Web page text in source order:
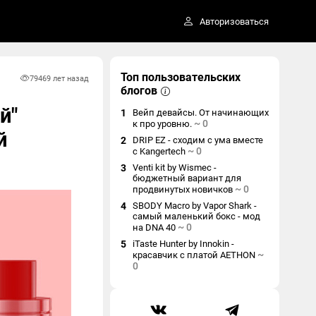
Авторизоваться
79469 лет назад
Топ пользовательских
блогов
1
Вейп девайсы. От начинающих
к про уровню. ~0
2
DRIP EZ - сходим с ума вместе
с Kangertech ~0
3 Venti kit by Wismec -
бюджетный вариант для
продвинутых новичков ~0
4 SBODY Macro by Vapor Shark -
самый маленький бокс - мод
на DNA 40 ~0
5
iTaste Hunter by Innokin -
красавчик с платой AETHON ~
0